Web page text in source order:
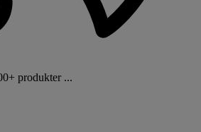
produkter ...